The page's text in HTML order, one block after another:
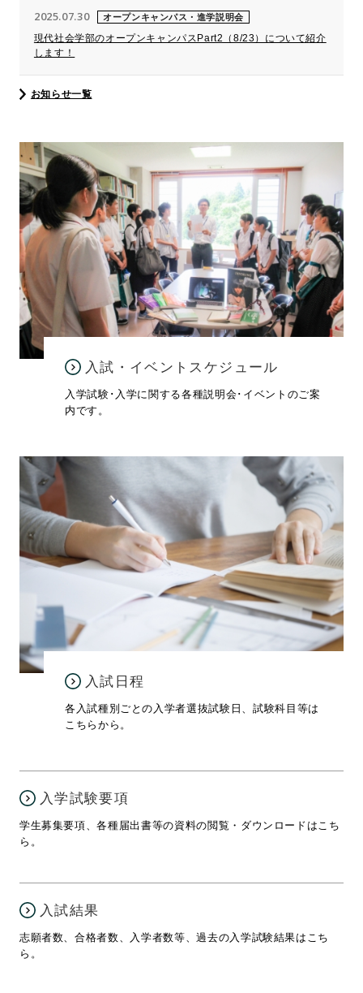
お知らせ一覧
2025.07.30 オープンキャンパス・進学説明会
現代社会学部のオープンキャンパスPart2（8/23）について紹介
します！
入試・イベントスケジュール
入学試験･入学に関する各種説明会･イベントのご案
内です。
入試日程
各入試種別ごとの入学者選抜試験日、試験科目等は
こちらから。
入学試験要項
学生募集要項、各種届出書等の資料の閲覧・ダウンロードはこち
ら。
入試結果
志願者数、合格者数、入学者数等、過去の入学試験結果はこち
ら。